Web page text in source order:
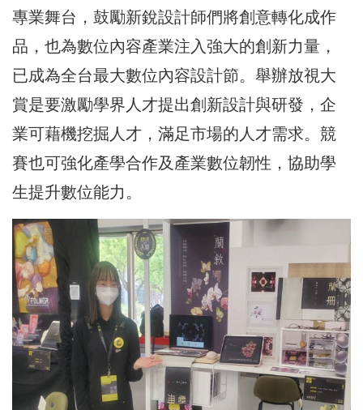
專業舞台，鼓勵新銳設計師們將創意轉化成作
品，也為數位內容產業注入強大的創新力量，
已成為全台最大數位內容設計節。舉辦放視大
賞是要激勵學界人才提出創新設計與研發，企
業可藉機挖掘人才，滿足市場的人才需求。競
賽也可強化產學合作及產業數位韌性，協助學
生提升數位能力。